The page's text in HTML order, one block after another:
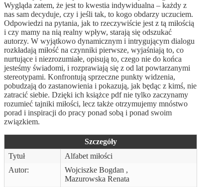
Wygląda zatem, że jest to kwestia indywidualna – każdy z
nas sam decyduje, czy i jeśli tak, to kogo obdarzy uczuciem.
Odpowiedzi na pytania, jak to rzeczywiście jest z tą miłością
i czy mamy na nią realny wpływ, starają się odszukać
autorzy. W wyjątkowo dynamicznym i intrygującym dialogu
rozkładają miłość na czynniki pierwsze, wyjaśniają to, co
nurtujące i niezrozumiałe, opisują to, czego nie do końca
jesteśmy świadomi, i rozprawiają się z od lat powtarzanymi
stereotypami. Konfrontują sprzeczne punkty widzenia,
pobudzają do zastanowienia i pokazują, jak będąc z kimś, nie
zatracić siebie. Dzięki ich książce pdf nie tylko zaczynamy
rozumieć tajniki miłości, lecz także otrzymujemy mnóstwo
porad i inspiracji do pracy ponad sobą i ponad swoim
związkiem.
Szczegóły
Tytuł
Alfabet miłości
Autor:
Wojciszke Bogdan ,
Mazurowska Renata